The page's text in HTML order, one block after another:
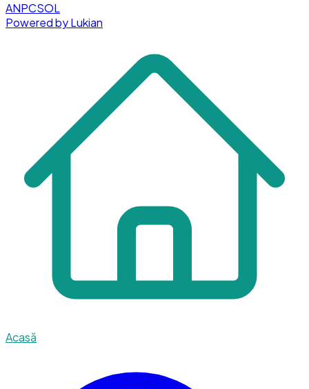
ANPCSOL
Powered by Lukian
Acasă